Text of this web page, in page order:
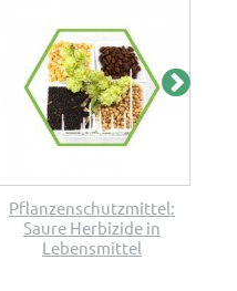
Pflanzenschutzmittel:
Saure Herbizide in
Lebensmittel